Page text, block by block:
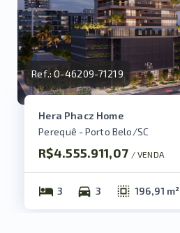
Ref.:O-46209-71219
Hera Phacz Home
Perequê - Porto Belo/SC
R$4.555.911,07 / VENDA
3 3 196,91 m²